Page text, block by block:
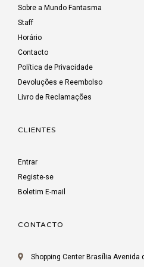
Sobre a Mundo Fantasma
Staff
Horário
Contacto
Política de Privacidade
Devoluções e Reembolso
Livro de Reclamações
CLIENTES
Entrar
Registe-se
Boletim E-mail
CONTACTO
Shopping Center Brasília Avenida